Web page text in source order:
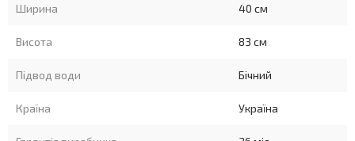
Ширина 40 см
Висота 83 см
Підвод води Бічний
Країна Україна